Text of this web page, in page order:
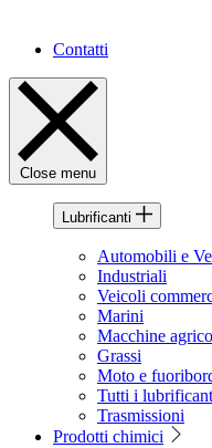
Contatti
Close menu
Lubrificanti
Automobili e
Industriali
Veicoli
Marini
Macchine
Grassi
Moto e
Tutti i
Trasmissioni
Prodotti chimici